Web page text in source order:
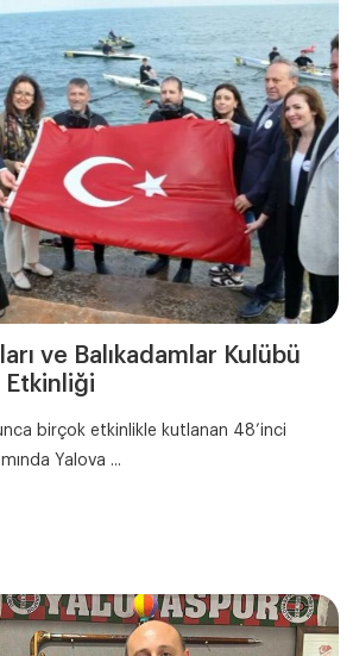
ve Balıkadamlar Kulübü
Etkinliği
birçok etkinlikle kutlanan 48’inci
Yalova ...